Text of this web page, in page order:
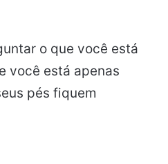
o que você está
você está apenas
pés fiquem